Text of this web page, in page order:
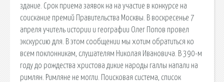
здание. Срок приема заявок на на участие в конкурсе на
соискание премий Правительства Москвы. В воскресенье 7
апреля учитель истории и географии Олег Попов провел
экскурсию для. В этом сообщении мы хотим обратиться ко
всем поклонникам, слушателям Николая Ивановича. В 390-м
году до pождества xристова дикие народы галлы напали на
римлян. Римляне не могли. Поисковая сиcтема, список